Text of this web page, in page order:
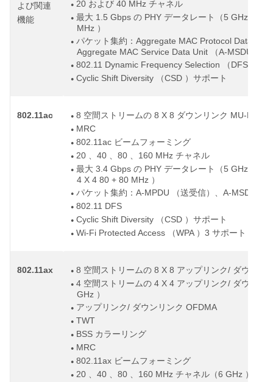
よび関連
機能
● 20 および 40 MHz チャネル
● 最大 1.5 Gbps の PHY データレート（ 5 GHz
MHz ）
● パケット集約： Aggregate MAC Protocol Data Unit
Aggregate MAC Service Data Unit （A-MSDU
● 802.11 Dynamic Frequency Selection （ DFS
● Cyclic Shift Diversity （CSD ）サポート
802.11ac ● 8 空間ストリームの 8 X 8 ダウンリンク MU-MIMO
● MRC
● 802.11ac ビームフォーミング
● 20 、 40 、 80 、 160 MHz チャネル
● 最大 3.4 Gbps の PHY データレート（5 GHz
4 X 4 80 + 80 MHz ）
● パケット集約： A-MPDU （送受信）、 A-MSDU
● 802.11 DFS
● Cyclic Shift Diversity （CSD ）サポート
● Wi-Fi Protected Access （WPA ） 3 サポート
802.11ax ● 8 空間ストリームの 8 X 8 アップリンク/ ダウンリ
● 4 空間ストリームの 4 X 4 アップリンク/ ダウンリ
GHz ）
● アップリンク/ ダウンリンク OFDMA
● TWT
● BSS カラーリング
● MRC
● 802.11ax ビームフォーミング
● 20 、 40 、 80 、 160 MHz チャネル（6 GHz ）